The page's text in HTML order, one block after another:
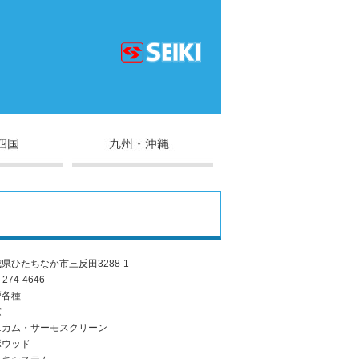
ひたちなか市三反田3288-1
274-4646
種
ム・サーモスクリーン
ッド